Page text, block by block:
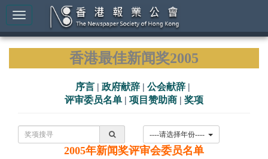
香港最佳新闻奖2005
序言 | 政府献辞 | 公会献辞 |
评审委员名单 | 项目赞助商 | 奖项
2005年新闻奖评审会委员名单